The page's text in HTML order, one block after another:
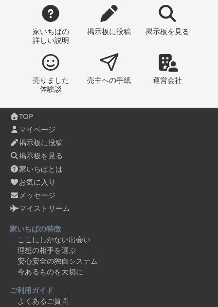
家いちばの
詳しい説明
掲示板に投稿 掲示板 を見る
売りました
体験談
売主への手紙 運営会社
TOP
マイページ
掲示板に投稿
掲示板を見る
家いちばとは
お気に入り
メッセージ
マイストリーム
家いちばの特徴
ここにしかない出会い
理想の相手を選ぶ
安心安全の独自システム
今あるものを大切に
ご利用ガイド
よくあるご質問